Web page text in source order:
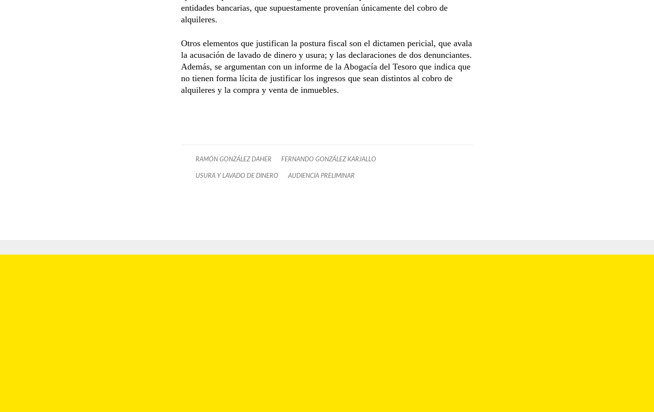
entidades bancarias, que supuestamente provenían únicamente del cobro de
alquileres.
Otros elementos que justifican la postura fiscal son el dictamen pericial, que avala
la acusación de lavado de dinero y usura; y las declaraciones de dos denunciantes.
Además, se argumentan con un informe de la Abogacía del Tesoro que indica que
no tienen forma lícita de justificar los ingresos que sean distintos al cobro de
alquileres y la compra y venta de inmuebles.
RAMÓN GONZÁLEZ DAHER FERNANDO GONZÁLEZ KARJALLO
USURA Y LAVADO DE DINERO AUDIENCIA PRELIMINAR